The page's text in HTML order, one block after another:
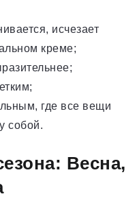
исчезает
креме;
где все вещи
собой.
Весна,